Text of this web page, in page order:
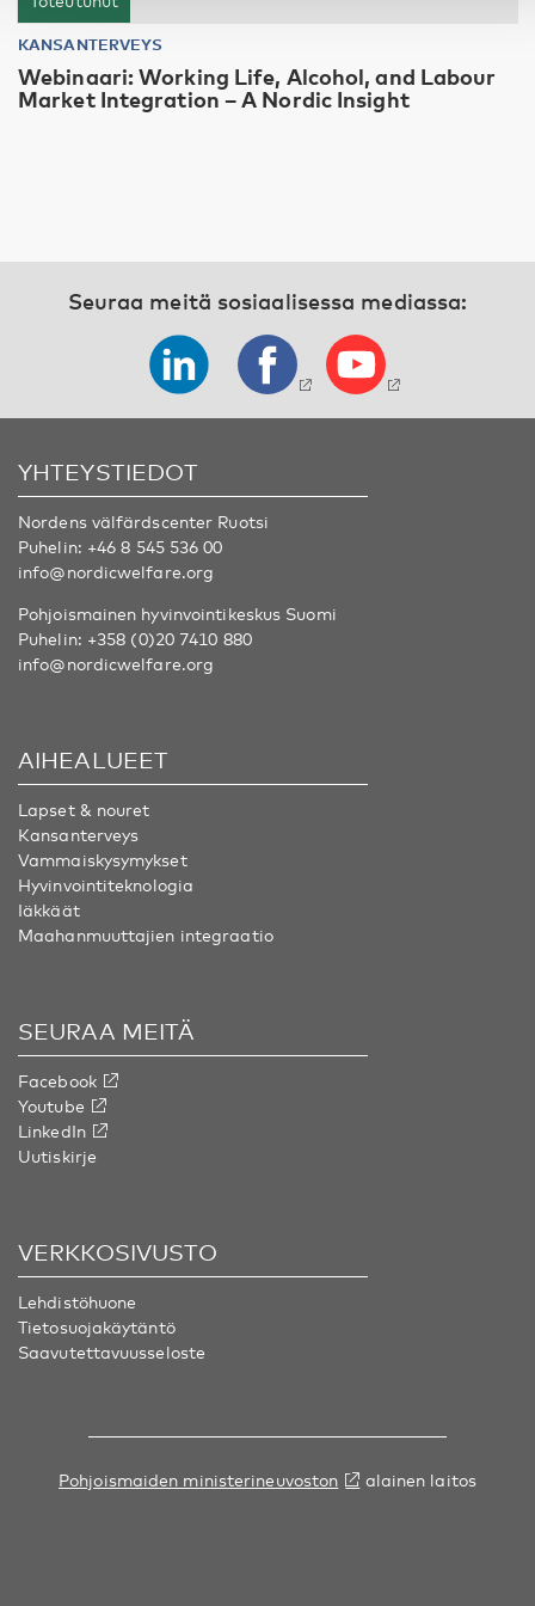
KANSANTERVEYS
Webinaari: Working Life, Alcohol, and Labour
Market Integration – A Nordic Insight
Seuraa meitä sosiaalisessa mediassa:
YHTEYSTIEDOT
Nordens välfärdscenter Ruotsi
Puhelin: +46 8 545 536 00
info@nordicwelfare.org
Pohjoismainen hyvinvointikeskus Suomi
Puhelin: +358 (0)20 7410 880
info@nordicwelfare.org
AIHEALUEET
Lapset & nouret
Kansanterveys
Vammaiskysymykset
Hyvinvointiteknologia
Iäkkäät
Maahanmuuttajien integraatio
SEURAA MEITÄ
Facebook
Youtube
LinkedIn
Uutiskirje
VERKKOSIVUSTO
Lehdistöhuone
Tietosuojakäytäntö
Saavutettavuusseloste
Pohjoismaiden ministerineuvoston alainen laitos